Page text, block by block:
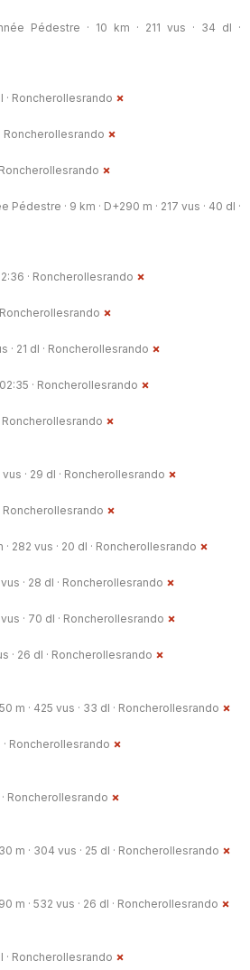
Pédestre · 10 km · 211 vus · 34 dl ·
· Roncherollesrando
Roncherollesrando
Roncherollesrando
Pédestre · 9 km · D+290 m · 217 vus · 40 dl ·
· Roncherollesrando
Roncherollesrando
· 21 dl · Roncherollesrando
· Roncherollesrando
Roncherollesrando
· 29 dl · Roncherollesrando
Roncherollesrando
282 vus · 20 dl · Roncherollesrando
· 28 dl · Roncherollesrando
· 70 dl · Roncherollesrando
· 26 dl · Roncherollesrando
m · 425 vus · 33 dl · Roncherollesrando
Roncherollesrando
Roncherollesrando
m · 304 vus · 25 dl · Roncherollesrando
m · 532 vus · 26 dl · Roncherollesrando
· Roncherollesrando